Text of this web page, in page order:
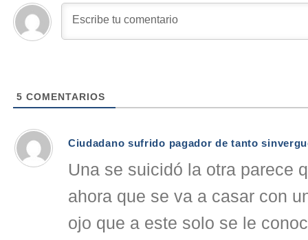
5 COMENTARIOS
Ciudadano sufrido pagador de tanto
Una se suicidó la otra parece
ahora que se va a casar con
ojo que a este solo se le